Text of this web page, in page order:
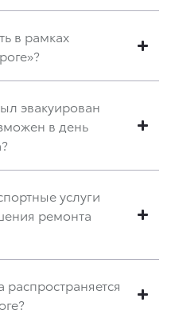
в рамках
эвакуирован
в день
услуги
ремонта